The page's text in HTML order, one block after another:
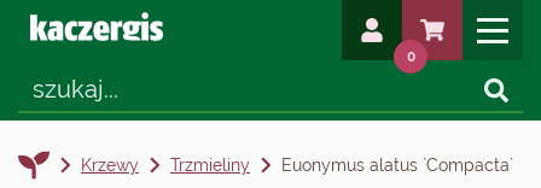
0
Krzewy Trzmieliny Euonymus alatus `Compacta`